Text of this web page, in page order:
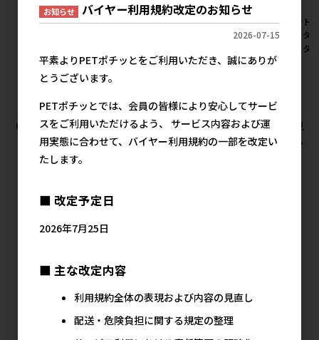
【アウトレット】[リッチェル]
メーカー希望小売価格
7,500円
【アウトレット】[ハヤブ
サ]GEWALK(ジウォーク)
ブルー
【アウト
マークタ
シュスタ
すべての犬猫用品 犬猫アクセサリー 犬用その他の人気商品を見
る
お知らせ バイヤー利用規約改定のお知らせ
2026-07-15
平素よりPETポチッとをご利用いただき、誠にありが
とうございます。
PETポチッとでは、会員の皆様により安心してサービ
スをご利用いただけるよう、 サービス内容および運
用実態に合わせて、バイヤー利用規約の一部を改定い
たします。
■ 改定予定日
2026年7月25日
■ 主な改定内容
利用規約全体の表現および内容の見直し
配送・危険負担に関する規定の整理